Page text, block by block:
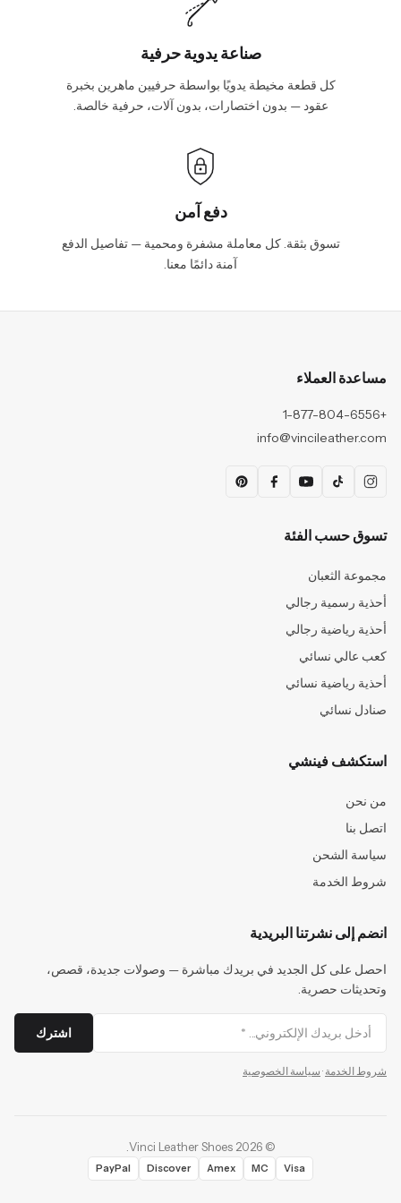
صناعة يدوية حرفية
كل قطعة مخيطة يدويًا بواسطة حرفيين ماهرين بخبرة
عقود — بدون اختصارات، بدون آلات، حرفية خالصة.
دفع آمن
تسوق بثقة. كل معاملة مشفرة ومحمية — تفاصيل الدفع
آمنة دائمًا معنا.
مساعدة العملاء
+1-877-804-6556
info@vincileather.com
تسوق حسب الفئة
مجموعة الثعبان
أحذية رسمية رجالي
أحذية رياضية رجالي
كعب عالي نسائي
أحذية رياضية نسائي
صنادل نسائي
استكشف فينشي
من نحن
اتصل بنا
سياسة الشحن
شروط الخدمة
انضم إلى نشرتنا البريدية
احصل على كل الجديد في بريدك مباشرة — وصولات جديدة، قصص،
وتحديثات حصرية.
اشترك
شروط الخدمة · سياسة الخصوصية
©
2026
Vinci Leather Shoes
Visa
MC
Amex
Discover
PayPal